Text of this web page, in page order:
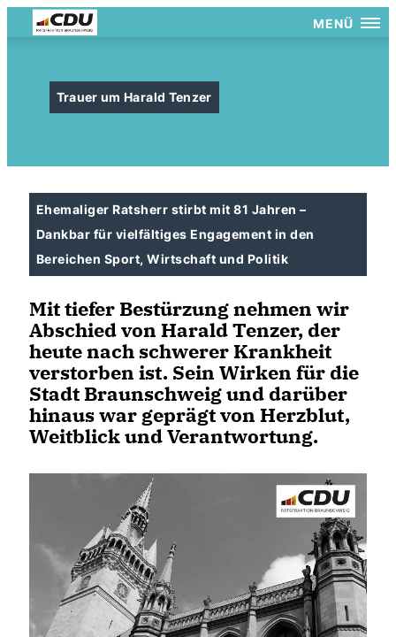
MENÜ
Trauer um Harald Tenzer
Ehemaliger Ratsherr stirbt mit 81 Jahren –
Dankbar für vielfältiges Engagement in den
Bereichen Sport, Wirtschaft und Politik
Mit tiefer Bestürzung nehmen wir
Abschied von Harald Tenzer, der
heute nach schwerer Krankheit
verstorben ist. Sein Wirken für die
Stadt Braunschweig und darüber
hinaus war geprägt von Herzblut,
Weitblick und Verantwortung.